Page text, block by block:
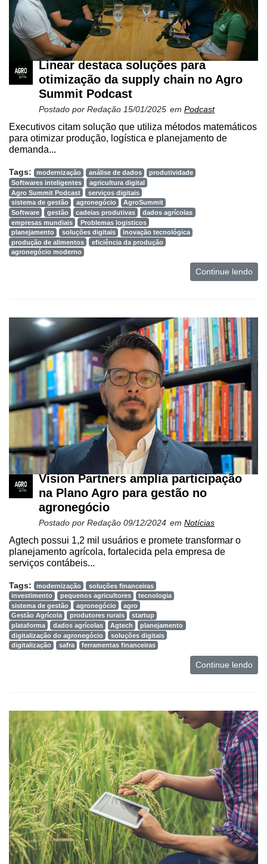
Linear destaca soluções para
otimização da supply chain no Agro
Summit Podcast
Postado por Redação 15/01/2025 em Podcast
Executivos citam solução que utiliza métodos matemáticos
para otimizar produção, logística e planejamento de
demanda...
Tags: modernização análise de dados
produtividade
Softwares inteligentes
agricultura digital
Agro Summit Podcast
serviços digitais
sistema de gestão
agronegócio
AgroSummit
Software
gestão cadeias produtivas
dados agrícolas
empresas mundiais
Problemas logisticos
planejamento
soluções digitais
inovação tecnológica
produção de alimentos
eficiência da produção
agronegócio moderno
Continue lendo
Vision Partners amplia participação
na Plano Agro para gestão no
agronegócio
Postado por Redação 09/12/2024 em Notícias
Agtech possui 1,2 mil usuários e promete transformar o
planejamento agrícola, fortalecida pela empresa de
serviços contábeis...
Tags: modernização
soluções financeiras
investimento
pequenos agricultores
tecnologia
sistema de gestão
agronegócio
agro
Gestão Agrícola
produtores rurais
startup
plataforma
dados agrícolas Agtech
planejamento
digitalização do agronegócio
soluções digitais
digitalização
safra ferramentas financeiras
Continue lendo